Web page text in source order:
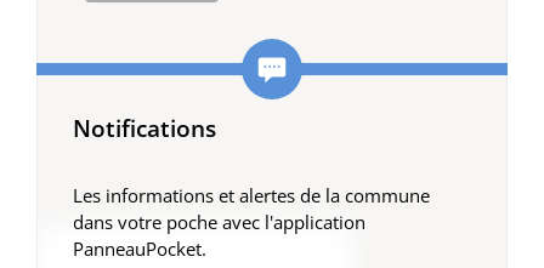
Notifications
Les informations et alertes de la commune
dans votre poche avec l'application
PanneauPocket.